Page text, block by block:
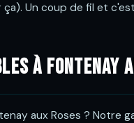
Un coup de fil et
à Fontenay
aux Roses ? Notre